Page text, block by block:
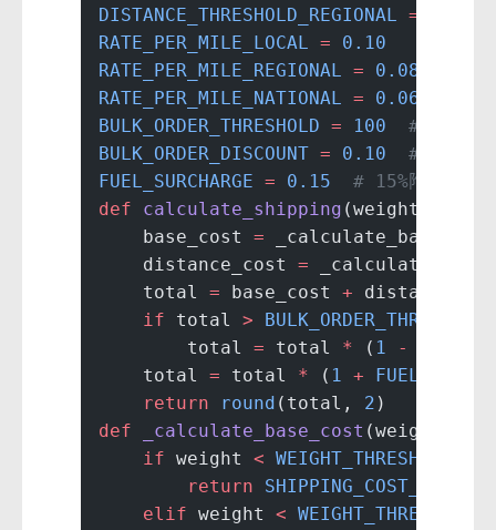
DISTANCE_THRESHOLD_REGIONAL =
RATE_PER_MILE_LOCAL = 0.10
RATE_PER_MILE_REGIONAL = 0.08
RATE_PER_MILE_NATIONAL = 0.06
BULK_ORDER_THRESHOLD = 100
  # 美元
BULK_ORDER_DISCOUNT = 0.10
# 10%折
FUEL_SURCHARGE = 0.15
  # 15%附加费
def calculate_shipping (weight,
    base_cost
=
    distance_cost
=
    total
= base_cost +
    if
total > BULK_ORDER_THRESHOLD
        total
= total * ( 1 -
    total
= total * ( 1 +
    return
round (total, 2 )
def _calculate_base_cost (weight):
    if
weight <
        return
SHIPPING_COST_LIGHT
    elif
weight <